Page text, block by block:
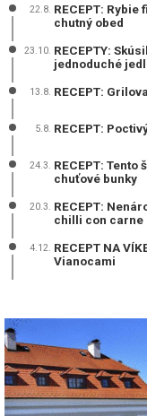
22.8. RECEPT:
chutný obed
23.10. RECEPTY:
jednoduché
13.8. RECEPT:
5.8. RECEPT:
24.3. RECEPT:
chuťové bunky
20.3. RECEPT:
chilli con carne
4.12. RECEPT NA
Vianocami